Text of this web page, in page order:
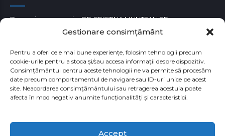
Gestionare consimțământ
Pentru a oferi cele mai bune experiențe, folosim tehnologii precum
cookie-urile pentru a stoca și/sau accesa informații despre dispozitiv.
Consimțământul pentru aceste tehnologii ne va permite să procesăm
date precum comportamentul de navigare sau ID-uri unice pe acest
site. Neacordarea consimțământului sau retragerea acestuia poate
afecta în mod negativ anumite funcționalități și caracteristici.
Accept
Denumire companie: DR CRISTINA MUNTEAN SRL
Cod unic de identificare fiscala: RO38180529
Numar Registrul Comertului: J35/3650/05.09.2017